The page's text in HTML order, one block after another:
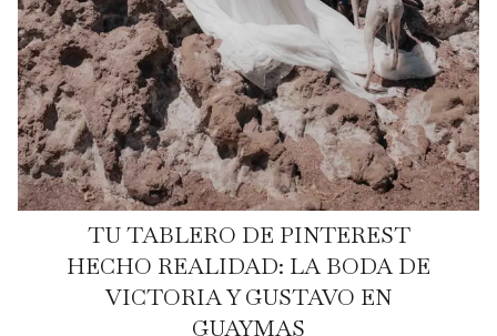
TU TABLERO DE PINTEREST
HECHO REALIDAD: LA BODA DE
VICTORIA Y GUSTAVO EN
GUAYMAS